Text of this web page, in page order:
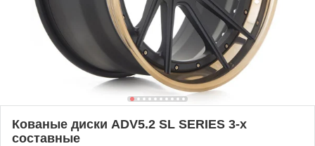
Кованые диски ADV5.2 SL SERIES 3-х
составные